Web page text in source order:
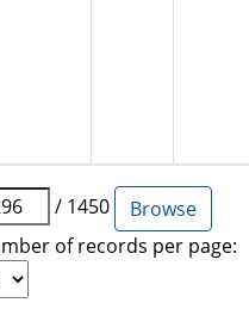
/ 1450
of records per page: